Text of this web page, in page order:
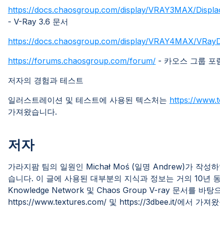
https://docs.chaosgroup.com/display/VRAY3MAX/
- V-Ray 3.6 문서
https://docs.chaosgroup.com/display/VRAY4MAX/
https://forums.chaosgroup.com/forum/ - 카오스 그룹 포
저자의 경험과 테스트
일러스트레이션 및 테스트에 사용된 텍스처는 https://
가져왔습니다.
저자
가라지팜 팀의 일원인 Michał Moś (일명 Andrew)가 작성
습니다. 이 글에 사용된 대부분의 지식과 정보는 거의 10년
Knowledge Network 및 Chaos Group V-ray 문서를 바탕
https://www.textures.com/ 및 https://3dbee.it/에서 가져왔